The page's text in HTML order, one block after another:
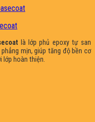
là lớp phủ epoxy tự san
mịn, giúp tăng độ bền cơ
lớp hoàn thiện.